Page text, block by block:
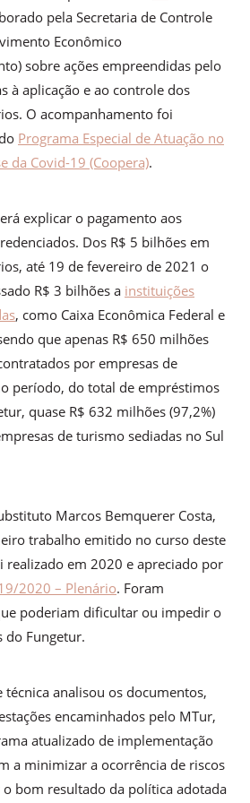
pela Secretaria de Controle
Econômico
sobre ações empreendidas pelo
à aplicação e ao controle dos
O acompanhamento foi
Programa Especial de Atuação no
da Covid-19 (Coopera).
explicar o pagamento aos
Dos R$ 5 bilhões em
até 19 de fevereiro de 2021 o
R$ 3 bilhões a instituições
, como Caixa Econômica Federal e
que apenas R$ 650 milhões
por empresas de
período, do total de empréstimos
quase R$ 632 milhões (97,2%)
de turismo sediadas no Sul
Marcos Bemquerer Costa,
trabalho emitido no curso deste
em 2020 e apreciado por
2020 – Plenário. Foram
poderiam dificultar ou impedir o
do Fungetur.
técnica analisou os documentos,
encaminhados pelo MTur,
atualizado de implementação
a minimizar a ocorrência de riscos
bom resultado da política adotada